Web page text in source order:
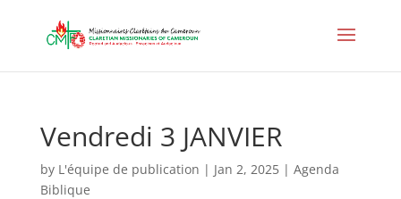
Vendredi 3 JANVIER
by L'équipe de publication | Jan 2, 2025| Agenda
Biblique